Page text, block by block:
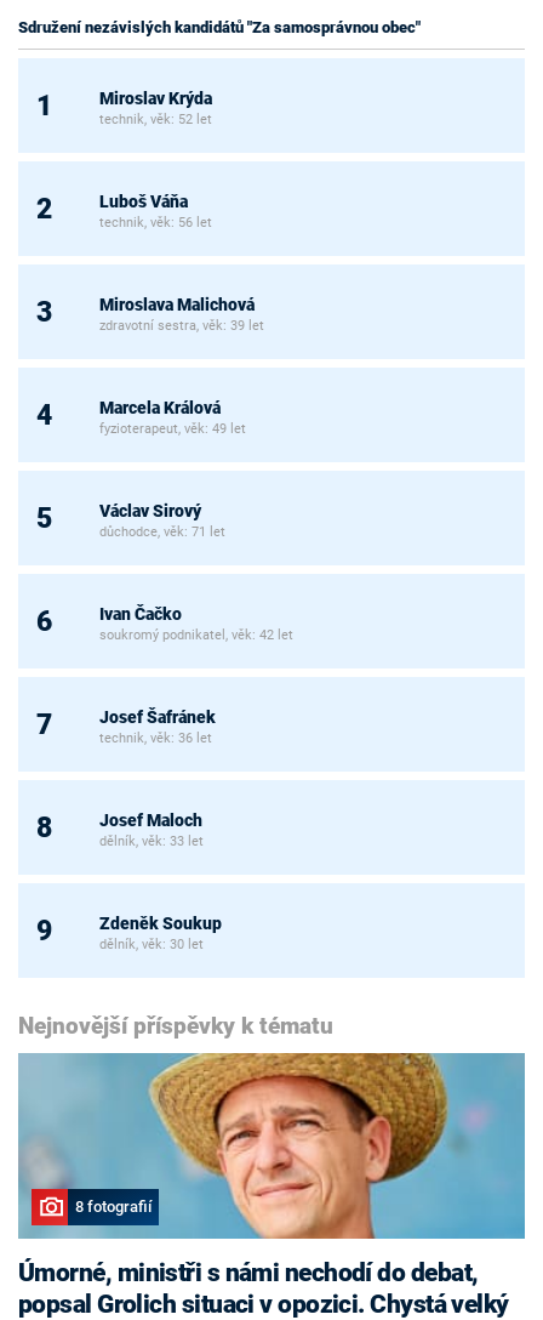
Sdružení nezávislých kandidátů "Za samosprávnou obec"
1 Miroslav Krýda
technik, věk: 52 let
2 Luboš Váňa
technik, věk: 56 let
3 Miroslava Malichová
zdravotní sestra, věk: 39 let
4 Marcela Králová
fyzioterapeut, věk: 49 let
5 Václav Sirový
důchodce, věk: 71 let
6 Ivan Čačko
soukromý podnikatel, věk: 42 let
7 Josef Šafránek
technik, věk: 36 let
8 Josef Maloch
dělník, věk: 33 let
9 Zdeněk Soukup
dělník, věk: 30 let
Nejnovější příspěvky k tématu
8 fotografií
Úmorné, ministři s námi nechodí do debat,
popsal Grolich situaci v opozici. Chystá velký